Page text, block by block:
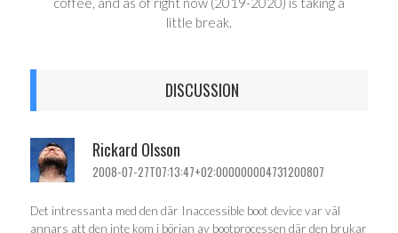
little break.
DISCUSSION
Rickard Olsson
2008-07-27T07:13:47+02:000000004731200807
Det intressanta med den där Inaccessible boot device var väl
annars att den inte kom i början av bootprocessen där den brukar